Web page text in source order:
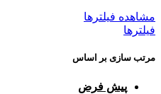
مشاهده فیلترها
فیلترها
مرتب سازی بر اساس
پیش فرض